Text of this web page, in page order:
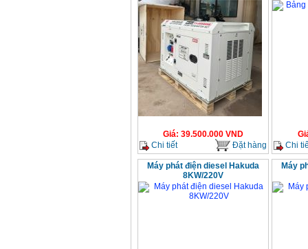
Giá: 39.500.000 VND
Chi tiết
Đặt hàng
Chi
Máy phát điện diesel Hakuda
8KW/220V
Máy